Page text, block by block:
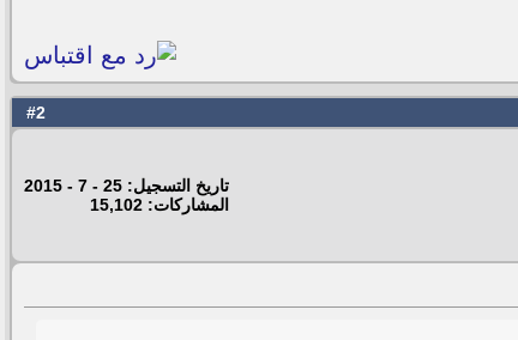
2
تاريخ التسجيل: 25 - 7 - 2015
المشاركات: 15,102